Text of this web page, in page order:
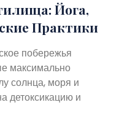
Йога,
Практики
побережья
максимально
солнца, моря и
детоксикацию и